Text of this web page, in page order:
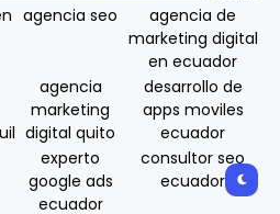
agencia seo
agencia de
marketing digital
en ecuador
agencia
marketing
digital quito
desarrollo de
apps moviles
ecuador
experto
google ads
ecuador
consultor seo
ecuador